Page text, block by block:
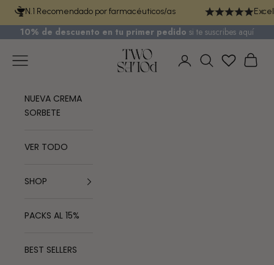
Ir al contenidoN.1 Recomendado por farmacéuticos/as
10% de descuento en tu primer pedido si te suscribes aquí
TWO POLES COSMETICS
Menú
Iniciar sesión
Buscar
NUEVA CREMA
SORBETE
VER TODO
SHOP
PACKS AL 15%
BEST SELLERS